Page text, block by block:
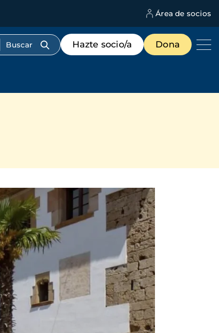
Área de socios
Menú
de
destacados
Hazte socio/a Dona